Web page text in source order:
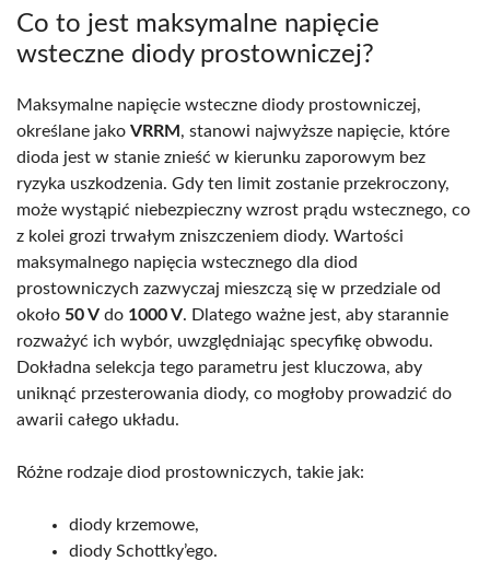
Co to jest maksymalne napięcie
wsteczne diody prostowniczej?
Maksymalne napięcie wsteczne diody prostowniczej,
określane jako VRRM , stanowi najwyższe napięcie, które
dioda jest w stanie znieść w kierunku zaporowym bez
ryzyka uszkodzenia. Gdy ten limit zostanie przekroczony,
może wystąpić niebezpieczny wzrost prądu wstecznego, co
z kolei grozi trwałym zniszczeniem diody. Wartości
maksymalnego napięcia wstecznego dla diod
prostowniczych zazwyczaj mieszczą się w przedziale od
około 50 V do 1000 V. Dlatego ważne jest, aby starannie
rozważyć ich wybór, uwzględniając specyfikę obwodu.
Dokładna selekcja tego parametru jest kluczowa, aby
uniknąć przesterowania diody, co mogłoby prowadzić do
awarii całego układu.
Różne rodzaje diod prostowniczych, takie jak:
diody krzemowe,
diody Schottky’ego.